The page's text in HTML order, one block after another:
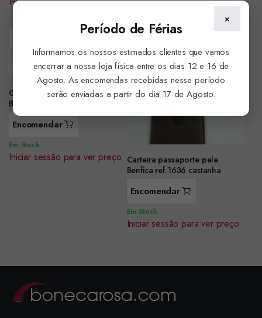
Guitarra pequena com logo
Benfica 63.5cm ref.0040
Encomendar
Em Stock
Iniciar sessão para ver preço Carteira passaporte pele
Benfica ref.1636 castanha
Encomendar
Em Stock
Iniciar sessão para ver preço
×
Período de Férias
Informamos os nossos estimados clientes que vamos
encerrar a nossa loja física entre os dias 12 e 16 de
Agosto. As encomendas recebidas nesse período
serão enviadas a partir do dia 17 de Agosto.